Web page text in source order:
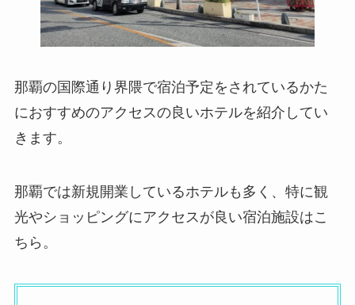
那覇の国際通り界隈で宿泊予定をされているかた
におすすめのアクセスの良いホテルを紹介してい
きます。
那覇では新規開業しているホテルも多く、特に観
光やショッピングにアクセスが良い宿泊施設はこ
ちら。